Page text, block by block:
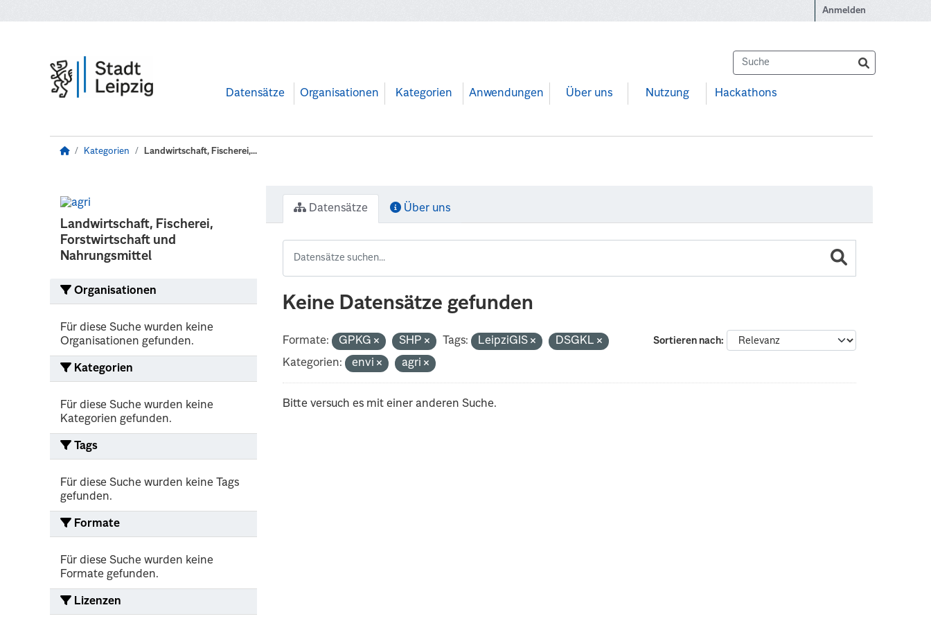
Anmelden
Datensätze Organisationen Kategorien Anwendungen Über uns Nutzung Hackathons
Kategorien Landwirtschaft, Fischerei,...
Landwirtschaft, Fischerei,
Forstwirtschaft und
Nahrungsmittel
Organisationen
Für diese Suche wurden keine
Organisationen gefunden.
Kategorien
Für diese Suche wurden keine
Kategorien gefunden.
Tags
Für diese Suche wurden keine Tags
gefunden.
Formate
Für diese Suche wurden keine
Formate gefunden.
Lizenzen
Datensätze Über uns
Keine Datensätze gefunden
Sortieren nach
Formate: GPKG SHP Tags: LeipziGIS
DSGKL
Kategorien:
envi agri
Bitte versuch es mit einer anderen Suche.